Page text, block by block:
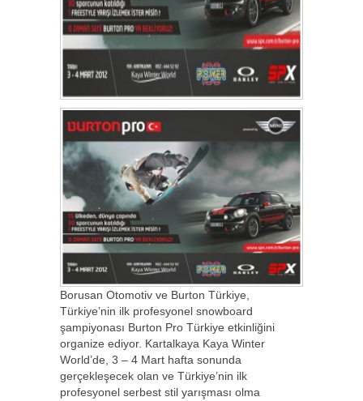
Borusan Otomotiv ve Burton Türkiye,
Türkiye’nin ilk profesyonel snowboard
şampiyonası Burton Pro Türkiye etkinliğini
organize ediyor. Kartalkaya Kaya Winter
World’de, 3 – 4 Mart hafta sonunda
gerçekleşecek olan ve Türkiye’nin ilk
profesyonel serbest stil yarışması olma